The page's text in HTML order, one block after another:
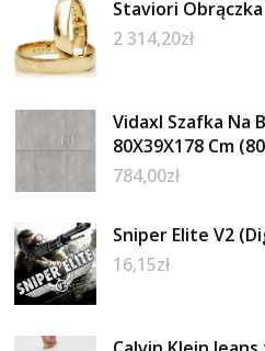
Staviori Obrączka
2 314,20zł
Vidaxl Szafka Na
80X39X178 Cm
784,00zł
Sniper Elite V2
16,15zł